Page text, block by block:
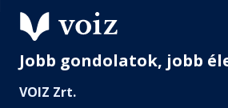
Jobb gondolatok, jobb
VOIZ Zrt.